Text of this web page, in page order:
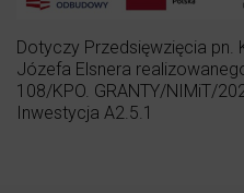
Dotyczy Przedsięwzięcia pn.
Józefa Elsnera
108/KPO. GRANTY/NIMiT/
Inwestycja A2.5.1